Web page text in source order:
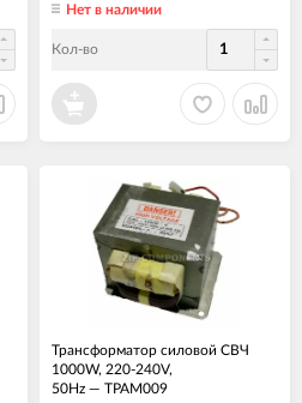
Нет в наличии
Кол-во
Трансформатор силовой СВЧ
1000W, 220-240V,
50Hz — ТРАМ009